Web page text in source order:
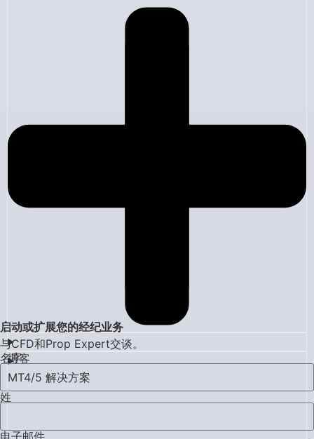
博客
MT4/5 解决方案
启动或扩展您的经纪业务
与CFD和Prop Expert交谈。
名字
姓
电子邮件